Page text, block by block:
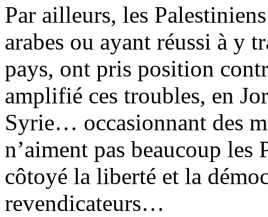
Par ailleurs, les
arabes ou ayant réussi à y
pays, ont pris position
amplifié ces troubles, en
Syrie… occasionnant des
n’aiment pas beaucoup
côtoyé la liberté et la
revendicateurs…